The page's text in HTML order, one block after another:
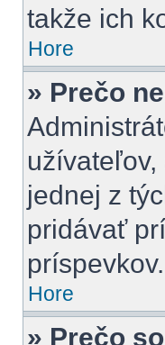
takže ich
Hore
» Prečo
jednej z
pridávať
príspevkov.
Hore
» Prečo